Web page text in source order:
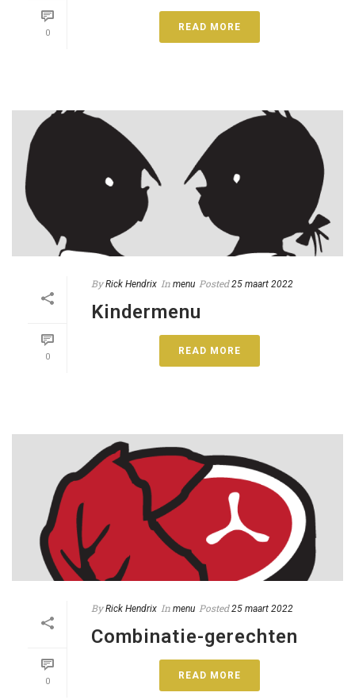
0
READ MORE
0
By Rick Hendrix In menu Posted 25 maart 2022
Kindermenu
READ MORE
0
By Rick Hendrix In menu Posted 25 maart 2022
Combinatie-gerechten
READ MORE